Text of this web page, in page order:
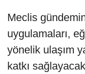
Meclis
uygulamaları,
yönelik ulaşım
katkı